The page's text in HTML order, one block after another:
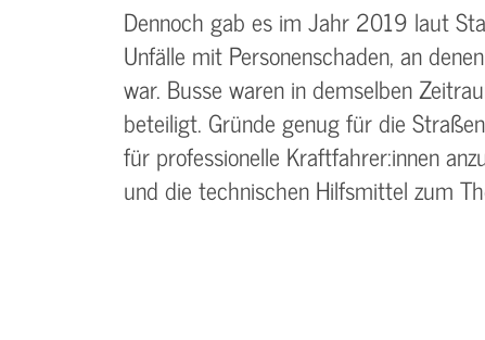
Dennoch gab es im Jahr 2019 laut
Unfälle mit Personenschaden, an
war. Busse waren in demselben
beteiligt. Gründe genug für die
für professionelle Kraftfahrer:innen
und die technischen Hilfsmittel zum